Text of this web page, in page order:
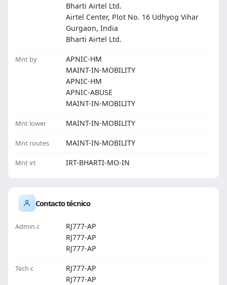
Bharti Airtel Ltd.
Airtel Center, Plot No. 16 Udhyog Vihar
Gurgaon, India
Bharti Airtel Ltd.
Mnt by
APNIC-HM
MAINT-IN-MOBILITY
APNIC-HM
APNIC-ABUSE
MAINT-IN-MOBILITY
Mnt lower MAINT-IN-MOBILITY
Mnt routes MAINT-IN-MOBILITY
Mnt irt IRT-BHARTI-MO-IN
Contacto técnico
Admin c
RJ777-AP
RJ777-AP
RJ777-AP
Tech c
RJ777-AP
RJ777-AP